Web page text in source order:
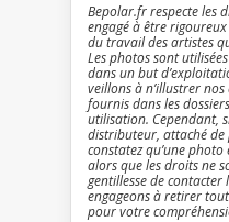
Bepolar.fr respecte les
engagé à être
du travail des artistes
Les photos sont
dans un but
veillons à n’illustrer nos
fournis dans les
utilisation. Cependant,
distributeur, attaché de
constatez qu’une
alors que les droits ne
gentillesse de contacter
engageons à retirer
pour votre